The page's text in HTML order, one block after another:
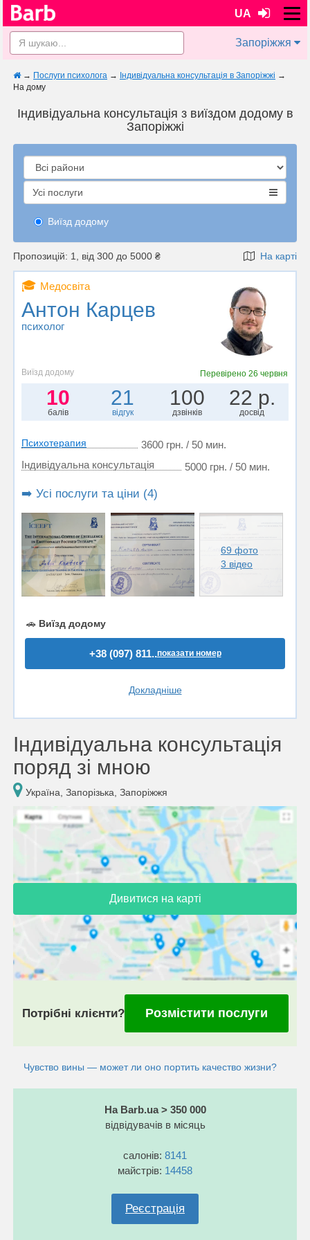
UA
Запоріжжя
→ Послуги психолога → Індивідуальна консультація в Запоріжжі →
На дому
Індивідуальна консультація з виїздом додому в
Запоріжжі
Усі послуги
Виїзд додому
Пропозицій: 1, від 300 до 5000 ₴ На карті
🎓 Медосвіта
Антон Карцев
психолог
Виїзд додому Перевірено26 червня
10
балів
21
відгук
100
дзвінків
22 р.
досвід
Психотерапия
3600 грн. / 50 мин.
Індивідуальна консультація
5000 грн. / 50 мин.
➡️ Усі послуги та ціни (4)
69 фото
3 відео
🚗 Виїзд додому
+38 (097) 811..показати номер
Докладніше
Індивідуальна консультація
поряд зі мною
Україна, Запорізька, Запоріжжя
Дивитися на карті
Потрібні клієнти? Розмістити послуги
Чувство вины — может ли оно портить качество жизни?
На Barb.ua > 350 000
відвідувачів в місяць
салонів: 8141
майстрів: 14458
Реєстрація